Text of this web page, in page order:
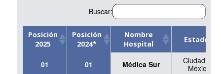
Buscar:
Posición
2025
Posición
2024*
Nombre
Hospital
Estado
2025
2024*
Hospital
Estado
01 01 Médica Sur
Ciudad de
México